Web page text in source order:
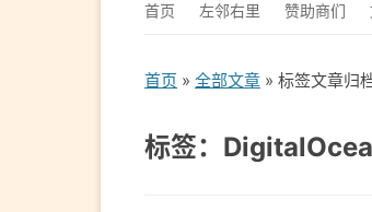
首页 左邻右里 赞助商们
首页 » 全部文章 » 标签文章归
标签：